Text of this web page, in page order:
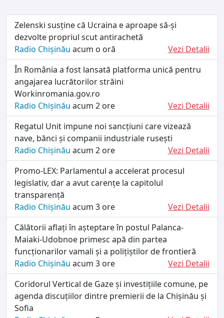
Zelenski susține că Ucraina e aproape să-și
dezvolte propriul scut antirachetă
Radio Chișinău acum o oră
Vezi Detalii
În România a fost lansată platforma unică pentru
angajarea lucrătorilor străini
Workinromania.gov.ro
Radio Chișinău acum 2 ore
Vezi Detalii
Regatul Unit impune noi sancțiuni care vizează
nave, bănci și companii industriale rusești
Radio Chișinău acum 2 ore
Vezi Detalii
Promo-LEX: Parlamentul a accelerat procesul
legislativ, dar a avut carențe la capitolul
transparență
Radio Chișinău acum 3 ore
Vezi Detalii
Călătorii aflați în așteptare în postul Palanca-
Maiaki-Udobnoe primesc apă din partea
funcționarilor vamali și a polițiștilor de frontieră
Radio Chișinău acum 3 ore
Vezi Detalii
Coridorul Vertical de Gaze și investițiile comune, pe
agenda discuțiilor dintre premierii de la Chișinău și
Sofia